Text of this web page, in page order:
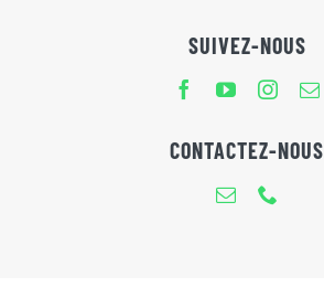
SUIVEZ-NOUS
CONTACTEZ-NOUS